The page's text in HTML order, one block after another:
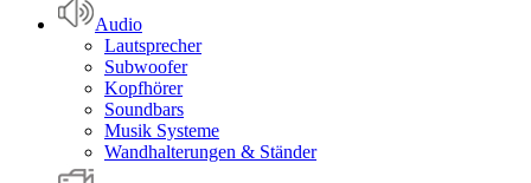
Audio
Lautsprecher
Subwoofer
Kopfhörer
Soundbars
Musik Systeme
Wandhalterungen & Ständer